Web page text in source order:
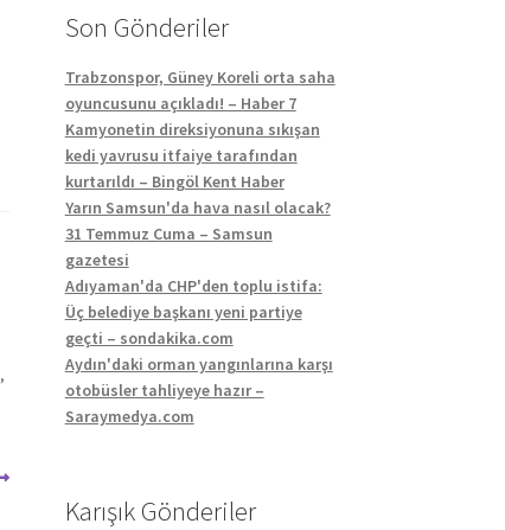
,
Son Gönderiler
Trabzonspor, Güney Koreli orta saha
oyuncusunu açıkladı! – Haber 7
Kamyonetin direksiyonuna sıkışan
kedi yavrusu itfaiye tarafından
kurtarıldı – Bingöl Kent Haber
Yarın Samsun'da hava nasıl olacak?
31 Temmuz Cuma – Samsun
gazetesi
Adıyaman'da CHP'den toplu istifa:
Üç belediye başkanı yeni partiye
geçti – sondakika.com
Aydın'daki orman yangınlarına karşı
otobüsler tahliyeye hazır –
Saraymedya.com
Karışık Gönderiler